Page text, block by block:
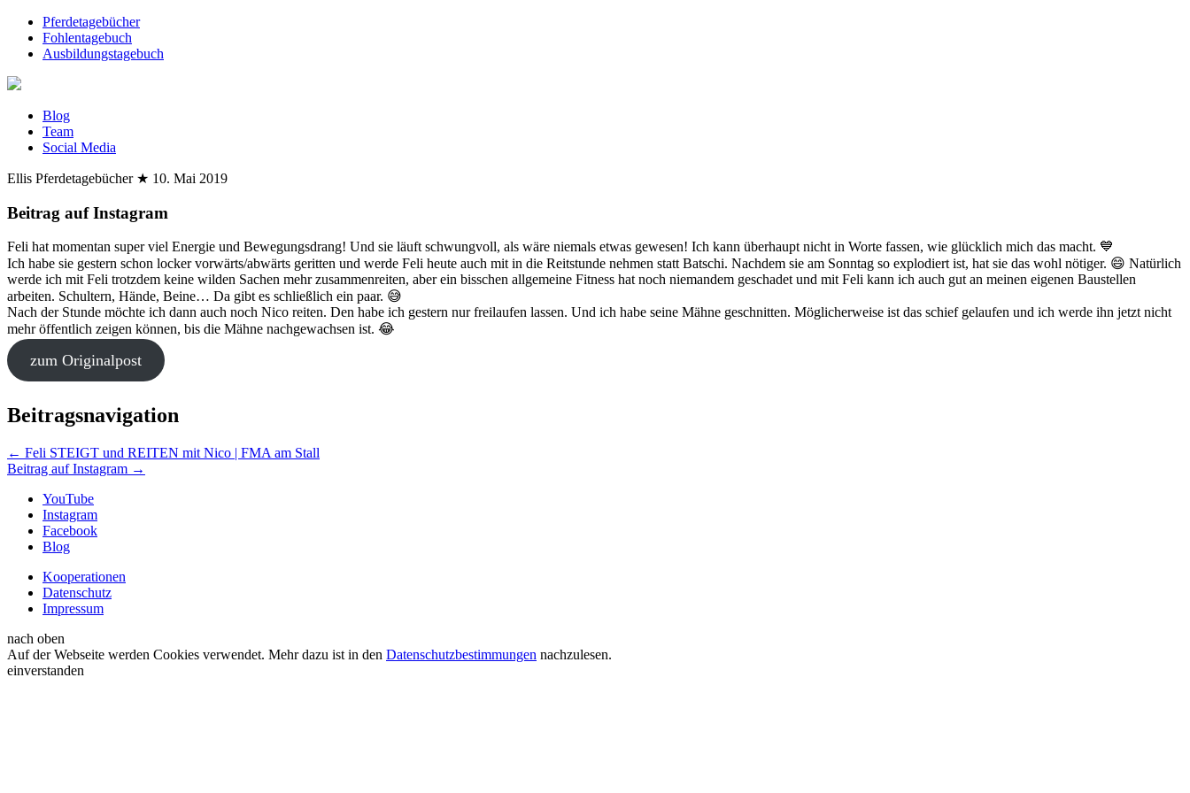
Pferdetagebücher
Fohlentagebuch
Ausbildungstagebuch
Blog
Team
Social Media
Ellis Pferdetagebücher ★ 10. Mai 2019
Beitrag auf Instagram
Feli hat momentan super viel Energie und Bewegungsdrang! Und sie läuft schwungvoll, als wäre niemals etwas gewesen! Ich kann überhaupt nicht in Worte fassen, wie glücklich mich das macht. 💙
Ich habe sie gestern schon locker vorwärts/abwärts geritten und werde Feli heute auch mit in die Reitstunde nehmen statt Batschi. Nachdem sie am Sonntag so explodiert ist, hat sie das wohl nötiger. 😄 Natürlich
werde ich mit Feli trotzdem keine wilden Sachen mehr zusammenreiten, aber ein bisschen allgemeine Fitness hat noch niemandem geschadet und mit Feli kann ich auch gut an meinen eigenen Baustellen
arbeiten. Schultern, Hände, Beine… Da gibt es schließlich ein paar. 😅
Nach der Stunde möchte ich dann auch noch Nico reiten. Den habe ich gestern nur freilaufen lassen. Und ich habe seine Mähne geschnitten. Möglicherweise ist das schief gelaufen und ich werde ihn jetzt nicht
mehr öffentlich zeigen können, bis die Mähne nachgewachsen ist. 😂
zum Originalpost
Beitragsnavigation
← Feli STEIGT und REITEN mit Nico | FMA am Stall
Beitrag auf Instagram →
YouTube
Instagram
Facebook
Blog
Kooperationen
Datenschutz
Impressum
nach oben
Auf der Webseite werden Cookies verwendet. Mehr dazu ist in den Datenschutzbestimmungen nachzulesen.
einverstanden